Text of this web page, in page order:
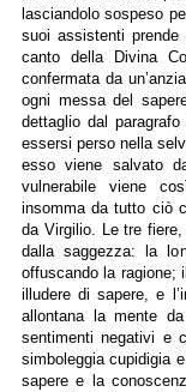
lasciandolo sospeso
suoi assistenti
canto della Divina
confermata da
ogni messa del
dettaglio dal
essersi perso nella
esso viene salvato
vulnerabile viene
insomma da tutto ciò
da Virgilio. Le tre fiere,
dalla saggezza: la
offuscando la ragione;
illudere di sapere, e
allontana la mente
sentimenti negativi e
simboleggia cupidigia
sapere e la